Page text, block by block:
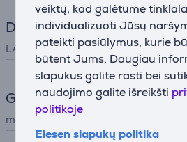
veiktų, kad galėtume
individualizuoti Jūsų
pateikti pasiūlymus, kurie
būtent Jums. Daugiau
slapukus galite rasti bei
naudojimo galite išreikšti
politikoje
Elesen slapukų politika
Duomenų perdavimas
LAN (RJ45)
Galingumas
maksimali galia